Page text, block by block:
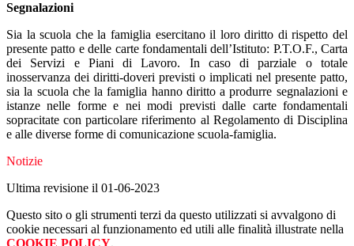
Segnalazioni
Sia la scuola che la famiglia esercitano il loro diritto di rispetto del
presente patto e delle carte fondamentali dell’Istituto: P.T.O.F., Carta
dei Servizi e Piani di Lavoro. In caso di parziale o totale
inosservanza dei diritti-doveri previsti o implicati nel presente patto,
sia la scuola che la famiglia hanno diritto a produrre segnalazioni e
istanze nelle forme e nei modi previsti dalle carte fondamentali
sopracitate con particolare riferimento al Regolamento di Disciplina
e alle diverse forme di comunicazione scuola-famiglia.
Notizie
Ultima revisione il 01-06-2023
Questo sito o gli strumenti terzi da questo utilizzati si avvalgono di
cookie necessari al funzionamento ed utili alle finalità illustrate nella